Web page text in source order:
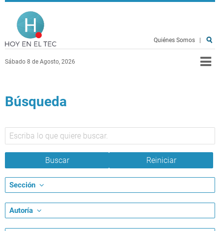
Pasar al contenido principal
Sábado 8 de Agosto, 2026
Quiénes Somos
Búsqueda
Sección
Autoría